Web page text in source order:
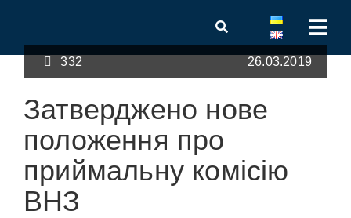
332 26.03.2019
Затверджено нове
положення про
приймальну комісію
ВНЗ